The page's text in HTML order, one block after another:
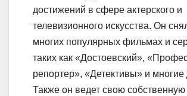
достижений в сфере актерского и
телевизионного искусства. Он
многих популярных фильмах и
таких как «Достоевский»,
репортер», «Детективы» и многие
Также он ведет свою собственную